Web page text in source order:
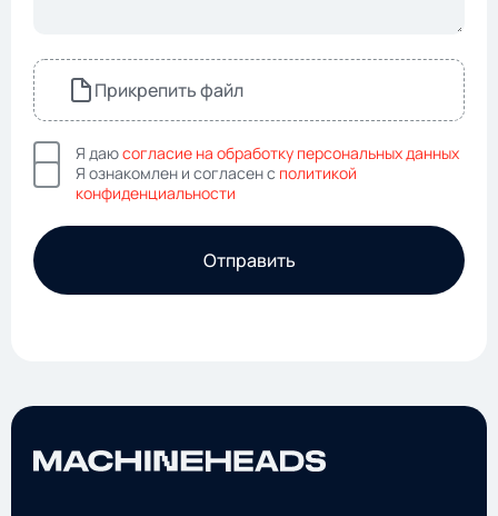
Прикрепить файл
Я даюсогласие на обработку персональных данных
Я ознакомлен и согласен с политикой
конфиденциальности
Отправить